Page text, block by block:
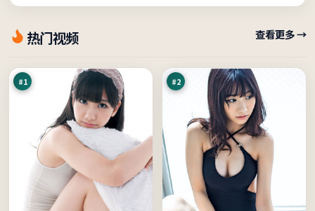
热门视频 查看更多 →
#1
色
倒
时
98
#2